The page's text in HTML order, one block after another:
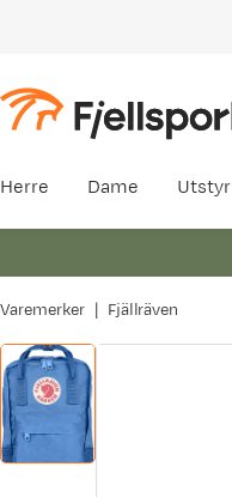
Herre Dame Utstyr
Varemerker Fjällräven